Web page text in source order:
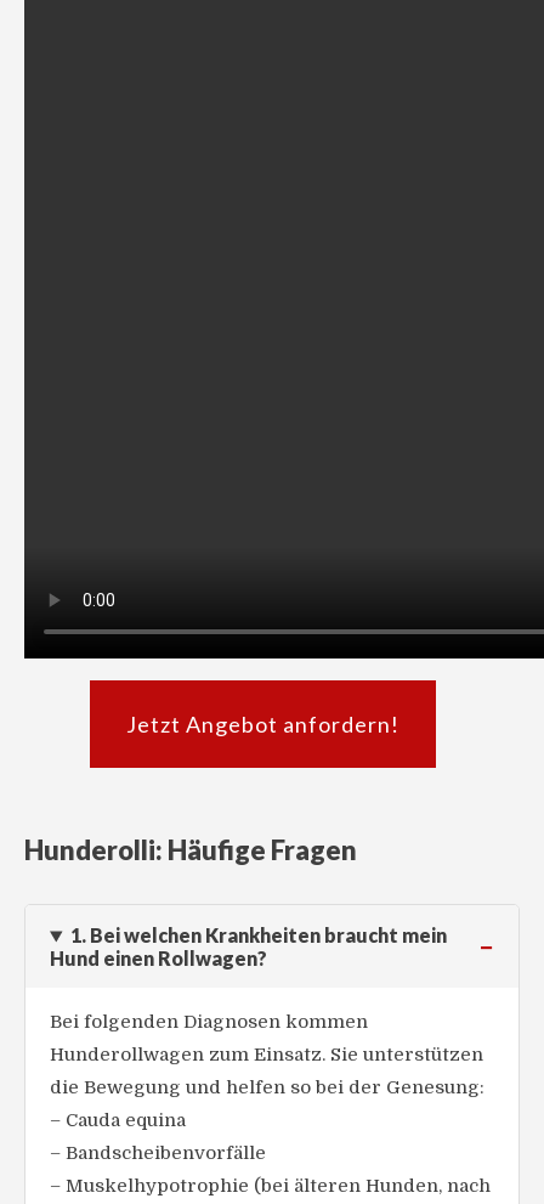
Jetzt Angebot anfordern!
Hunderolli: Häufige Fragen
1. Bei welchen Krankheiten braucht mein
Hund einen Rollwagen?
Bei folgenden Diagnosen kommen
Hunderollwagen zum Einsatz. Sie unterstützen
die Bewegung und helfen so bei der Genesung:
– Cauda equina
– Bandscheibenvorfälle
– Muskelhypotrophie (bei älteren Hunden, nach